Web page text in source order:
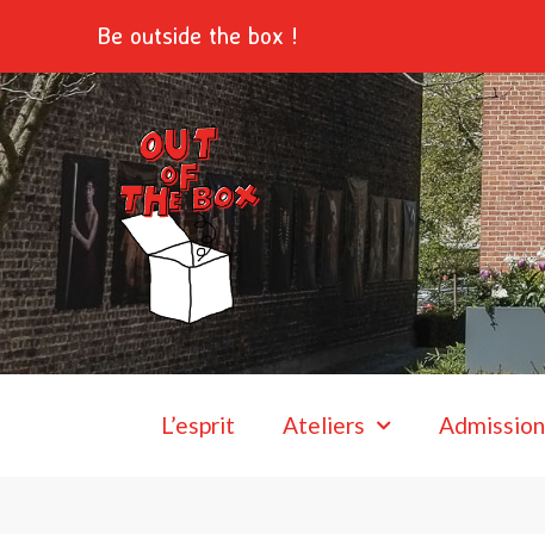
contenu
Be outside the box !
L’esprit Ateliers Admission